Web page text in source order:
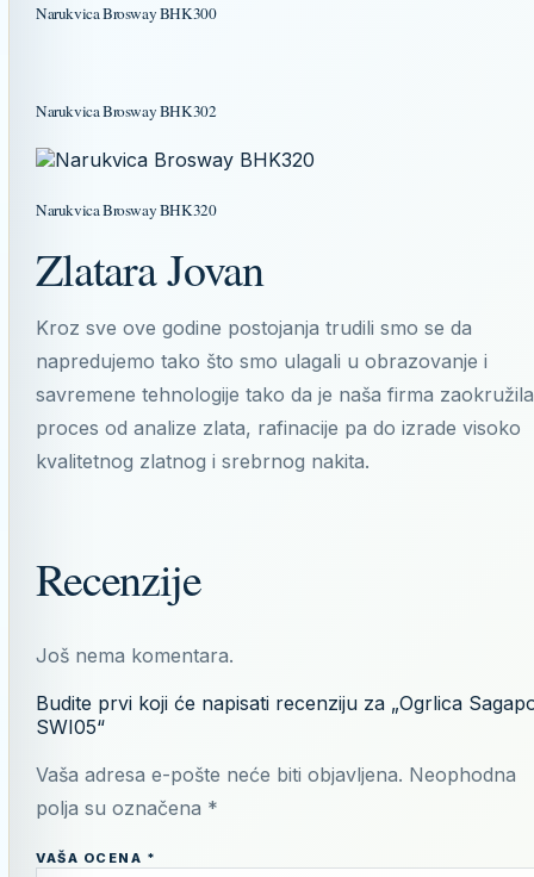
Narukvica Brosway BHK300
Narukvica Brosway BHK302
Narukvica Brosway BHK320
Zlatara Jovan
Kroz sve ove godine postojanja trudili smo se da
napredujemo tako što smo ulagali u obrazovanje i
savremene tehnologije tako da je naša firma zaokružila
proces od analize zlata, rafinacije pa do izrade visoko
kvalitetnog zlatnog i srebrnog nakita.
Recenzije
Još nema komentara.
Budite prvi koji će napisati recenziju za „Ogrlica
SWI05“
Vaša adresa e-pošte neće biti objavljena. Neophodna
polja su označena *
VAŠA OCENA *